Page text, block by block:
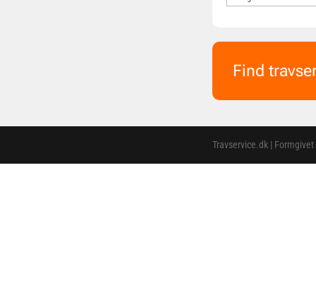
Find
Travservice.dk |